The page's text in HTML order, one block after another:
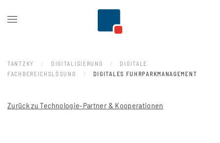
TANTZKY DIGITALISIERUNG
DIGITALE
FACHBEREICHSLÖSUNG
DIGITALES FUHRPARKMANAGEMENT
Zurück zu Technologie-Partner & Kooperationen